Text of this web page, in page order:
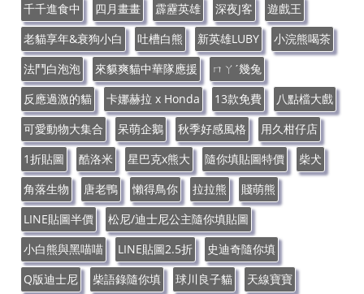
千千進食中
四月畫畫 霹靂英雄 深夜J客
遊戲王
老貓享年&衰狗小白
吐槽白熊 新英雄LUBY
小浣熊喝茶
法鬥白泡泡
來貘爽貓中華隊應援
ㄇㄚˊ幾兔
反應過激的貓
卡娜赫拉 x Honda 13款免費
八點檔大戲
可愛動物大集合
呆萌企鵝 秋季好感風格
用久柑仔店
1折貼圖
酷洛米 星巴克x熊大 隨你填貼圖特價
柴犬
角落生物
唐老鴨 懶得鳥你 拉拉熊
賤萌熊
LINE貼圖半價
松尼/迪士尼公主隨你填貼圖
小白熊與黑喵喵
LINE貼圖2.5折
史迪奇隨你填
Q版迪士尼
柴語錄隨你填 球川良子貓
天線寶寶